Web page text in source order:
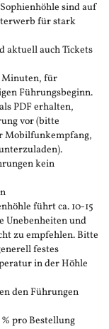
sind auf
für stark
aktuell auch Tickets
Minuten, für
Führungsbeginn.
PDF erhalten,
vor (bitte
Mobilfunkempfang,
kein
führt ca. 10-15
Unebenheiten und
zu empfehlen. Bitte
festes
in der Höhle
den Führungen
pro Bestellung